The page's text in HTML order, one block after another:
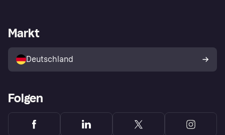
Klarna App
Shops entdecken
Käuferschutzrichtlinie
Dein Widerrufsrecht
Händlerportal
Markt
Deutschland
Folgen